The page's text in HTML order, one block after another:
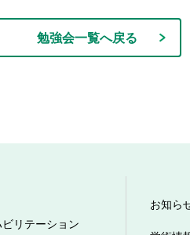
勉強会一覧へ戻る
リテーション
お知ら